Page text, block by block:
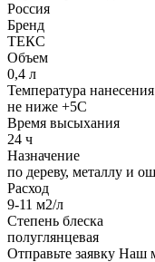
Россия
Бренд
ТЕКС
Объем
0,4 л
Температура нанесения
не ниже +5С
Время высыхания
24 ч
Назначение
по дереву, металлу и
Расход
9-11 м2/л
Степень блеска
полуглянцевая
Отправьте заявку Наш